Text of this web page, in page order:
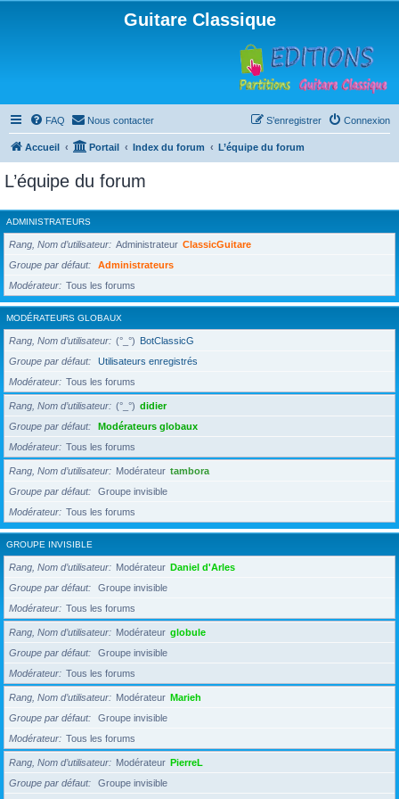
Guitare Classique
FAQ Nous contacter Connexion
S’enregistrer
Accueil Portail Index du forum L’équipe du forum
L’équipe du forum
ADMINISTRATEURS
Rang, Nom d’utilisateur Administrateur ClassicGuitare
Groupe par défaut
Administrateurs
Modérateur
Tous les forums
MODÉRATEURS GLOBAUX
Rang, Nom d’utilisateur (°_°) BotClassicG
Groupe par défaut
Utilisateurs enregistrés
Modérateur
Tous les forums
Rang, Nom d’utilisateur (°_°) didier
Groupe par défaut
Modérateurs globaux
Modérateur
Tous les forums
Rang, Nom d’utilisateur Modérateur tambora
Groupe par défaut
Groupe invisible
Modérateur
Tous les forums
GROUPE INVISIBLE
Rang, Nom d’utilisateur Modérateur Daniel d'Arles
Groupe par défaut
Groupe invisible
Modérateur
Tous les forums
Rang, Nom d’utilisateur Modérateur globule
Groupe par défaut
Groupe invisible
Modérateur
Tous les forums
Rang, Nom d’utilisateur Modérateur Marieh
Groupe par défaut
Groupe invisible
Modérateur
Tous les forums
Rang, Nom d’utilisateur Modérateur PierreL
Groupe par défaut
Groupe invisible